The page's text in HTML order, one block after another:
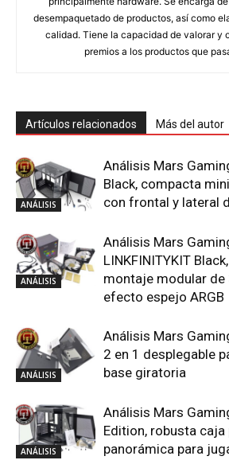
desempaquetado de productos, así como
calidad. Tiene la capacidad de valorar y
premios a los productos que
Artículos relacionados Más del autor
ANÁLISIS
Análisis Mars
Black, compacta
con frontal y lateral
ANÁLISIS
Análisis Mars
LINKFINITYKIT
montaje modular
efecto espejo ARGB
ANÁLISIS
Análisis Mars
2 en 1 desplegable
base giratoria
ANÁLISIS
Análisis Mars
Edition, robusta
panorámica para